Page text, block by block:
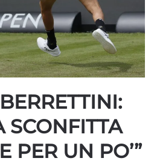
SCONFITTA
PER UN PO’”